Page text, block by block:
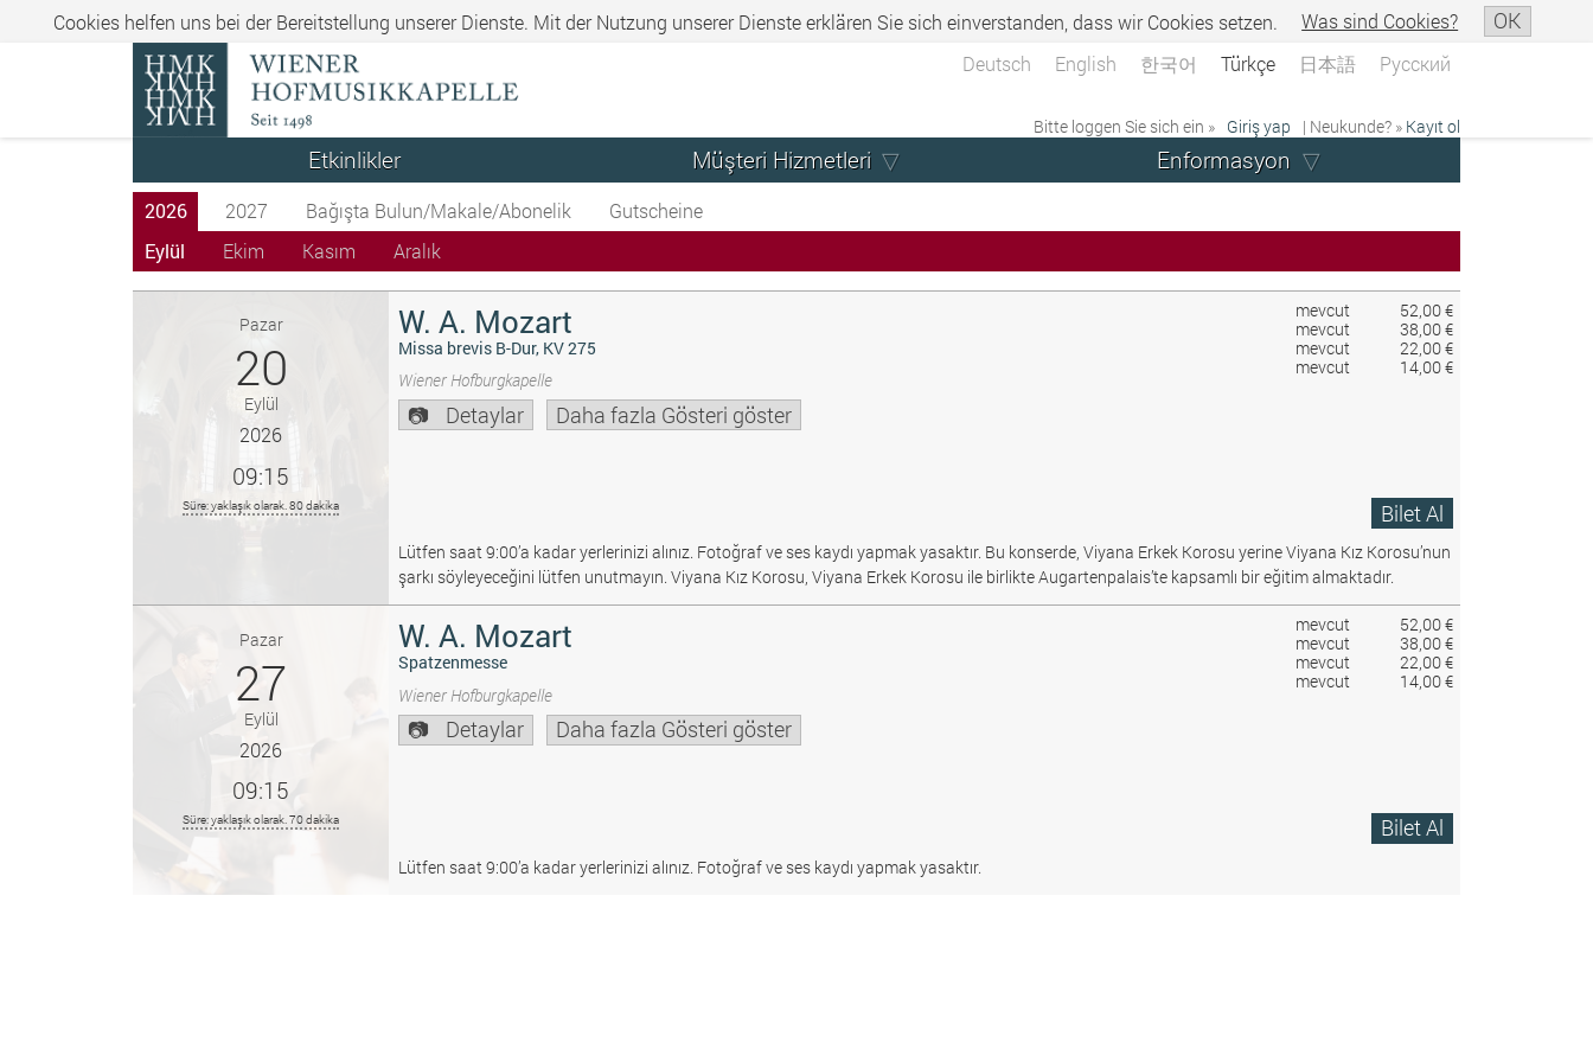
Cookies helfen uns bei der Bereitstellung unserer Dienste. Mit der Nutzung unserer Dienste erklären Sie sich einverstanden, dass wir Cookies setzen. Was sind Cookies? OK
Deutsch English 한국어 Türkçe 日本語 Русский
Bitte loggen Sie sich ein » Giriş yap | Neukunde? » Kayıt ol
Etkinlikler Müşteri Hizmetleri Enformasyon
2026 2027 Bağışta Bulun/Makale/Abonelik
Gutscheine
Eylül
Ekim Kasım Aralık
mevcut
52,00 €
mevcut
38,00 €
mevcut
22,00 €
mevcut
14,00 €
Pazar
20
Eylül
2026
09:15
Süre: yaklaşık olarak. 80 dakika
W. A. Mozart
Missa brevis B-Dur, KV 275
Wiener Hofburgkapelle
Detaylar Daha fazla Gösteri göster
Bilet Al
Lütfen saat 9:00’a kadar yerlerinizi alınız. Fotoğraf ve ses kaydı yapmak yasaktır. Bu konserde, Viyana Erkek Korosu yerine Viyana Kız Korosu’nun
şarkı söyleyeceğini lütfen unutmayın. Viyana Kız Korosu, Viyana Erkek Korosu ile birlikte Augartenpalais’te kapsamlı bir eğitim almaktadır.
mevcut
52,00 €
mevcut
38,00 €
mevcut
22,00 €
mevcut
14,00 €
Pazar
27
Eylül
2026
09:15
Süre: yaklaşık olarak. 70 dakika
W. A. Mozart
Spatzenmesse
Wiener Hofburgkapelle
Detaylar Daha fazla Gösteri göster
Bilet Al
Lütfen saat 9:00’a kadar yerlerinizi alınız. Fotoğraf ve ses kaydı yapmak yasaktır.